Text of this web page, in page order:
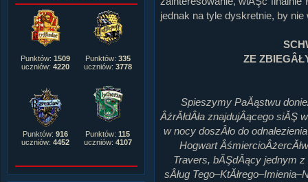
Punktów: 1509
uczniów: 4220
Punktów: 335
uczniów: 3778
Punktów: 916
uczniów: 4452
Punktów: 115
uczniów: 4107
jednak na tyle dyskretnie, by nie
ZE
Spieszymy PaĂąstwu
ÂźrĂłdÂła znajdujÂącego
w nocy doszÂło do
Hogwart
Travers, bĂŞdÂący jednym z
sÂług